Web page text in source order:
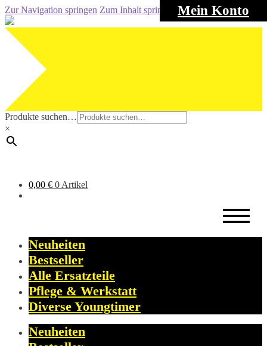
Mein Konto
Zur Navigation springen Zum Inhalt springen
Produkte suchen…
×
0,00 € 0 Artikel
Neuheiten
Bestseller
Alle Ersatzteile
Pflege & Werkstatt
Diverse Youngtimer
Neuheiten